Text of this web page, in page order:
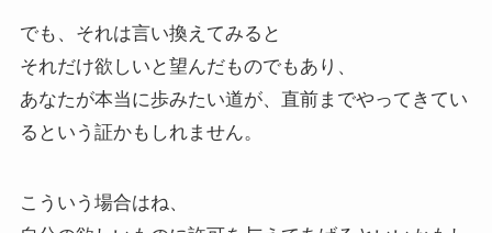
でも、それは言い換えてみると
それだけ欲しいと望んだものでもあり、
あなたが本当に歩みたい道が、直前までやってきてい
るという証かもしれません。
こういう場合はね、